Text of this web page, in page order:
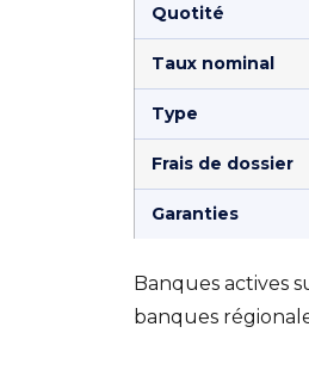
Quotité
Taux nominal
Type
Frais de dossier
Garanties
Banques actives
banques